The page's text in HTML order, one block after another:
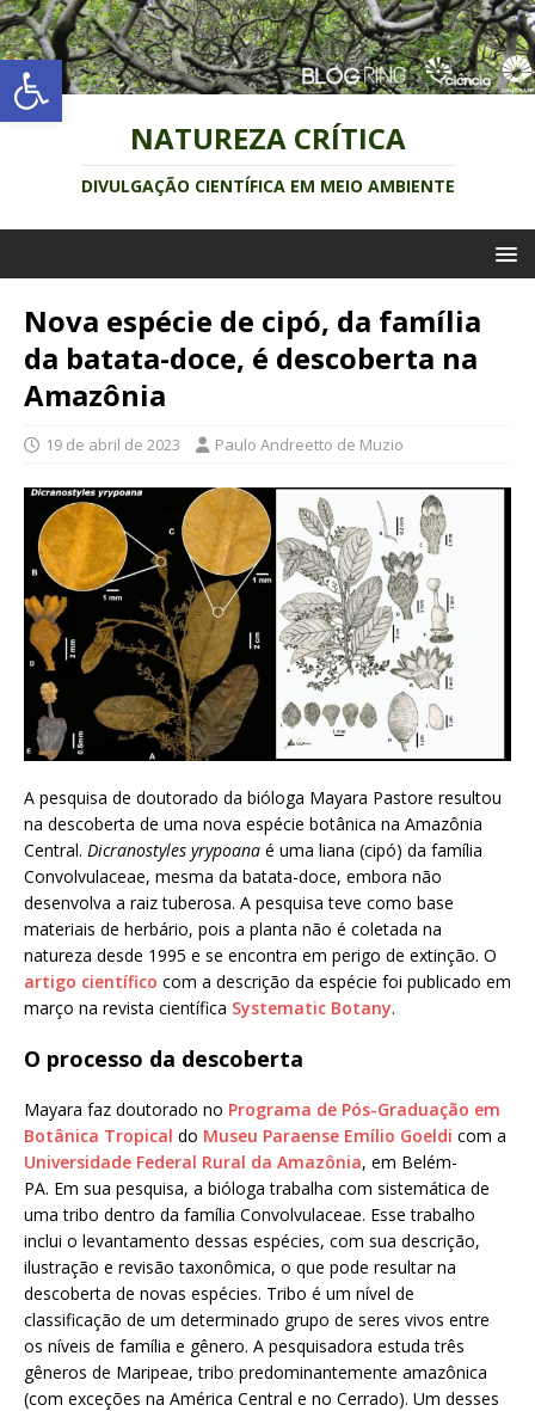
Abrir a barra de ferramentas
NATUREZA CRÍTICA
DIVULGAÇÃO CIENTÍFICA EM MEIO AMBIENTE
Nova espécie de cipó, da família
da batata-doce, é descoberta na
Amazônia
19 de abril de 2023 Paulo Andreetto de Muzio
A pesquisa de doutorado da bióloga Mayara Pastore resultou
na descoberta de uma nova espécie botânica na Amazônia
Central. Dicranostyles yrypoana é uma liana (cipó) da família
Convolvulaceae, mesma da batata-doce, embora não
desenvolva a raiz tuberosa. A pesquisa teve como base
materiais de herbário, pois a planta não é coletada na
natureza desde 1995 e se encontra em perigo de extinção. O
artigo científico com a descrição da espécie foi publicado em
março na revista científica Systematic Botany.
O processo da descoberta
Mayara faz doutorado no Programa de Pós-Graduação em
Botânica Tropical do Museu Paraense Emílio Goeldi com a
Universidade Federal Rural da Amazônia, em Belém-
PA. Em sua pesquisa, a bióloga trabalha com sistemática de
uma tribo dentro da família Convolvulaceae. Esse trabalho
inclui o levantamento dessas espécies, com sua descrição,
ilustração e revisão taxonômica, o que pode resultar na
descoberta de novas espécies. Tribo é um nível de
classificação de um determinado grupo de seres vivos entre
os níveis de família e gênero. A pesquisadora estuda três
gêneros de Maripeae, tribo predominantemente amazônica
(com exceções na América Central e no Cerrado). Um desses